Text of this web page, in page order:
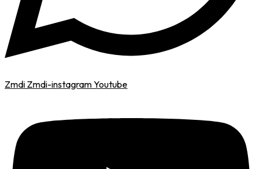
Zmdi Zmdi-instagramYoutube